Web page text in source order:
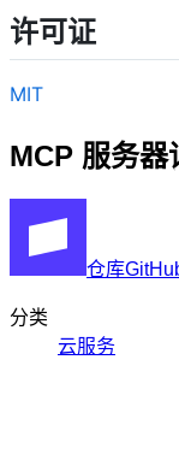
许可证
MIT
MCP 服务器
仓库
分类
云服务